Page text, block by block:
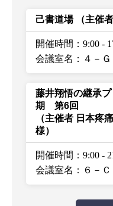
己書道場 （主催
開催時間：9:00 -
会議室名：４－Ｇ
藤井翔悟の継承
期 第6回
（主催者 日本疼
様）
開催時間：9:00 -
会議室名：６－Ｃ